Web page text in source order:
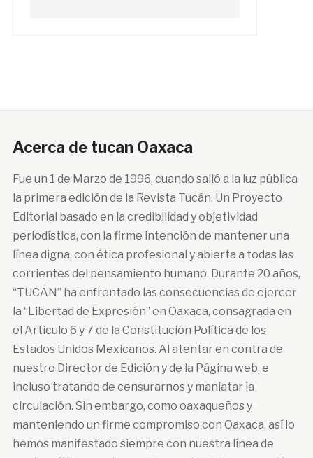
Acerca de tucan Oaxaca
Fue un 1 de Marzo de 1996, cuando salió a la luz pública
la primera edición de la Revista Tucán. Un Proyecto
Editorial basado en la credibilidad y objetividad
periodística, con la firme intención de mantener una
línea digna, con ética profesional y abierta a todas las
corrientes del pensamiento humano. Durante 20 años,
“TUCÁN” ha enfrentado las consecuencias de ejercer
la “Libertad de Expresión” en Oaxaca, consagrada en
el Articulo 6 y 7 de la Constitución Política de los
Estados Unidos Mexicanos. Al atentar en contra de
nuestro Director de Edición y de la Página web, e
incluso tratando de censurarnos y maniatar la
circulación. Sin embargo, como oaxaqueños y
manteniendo un firme compromiso con Oaxaca, así lo
hemos manifestado siempre con nuestra línea de